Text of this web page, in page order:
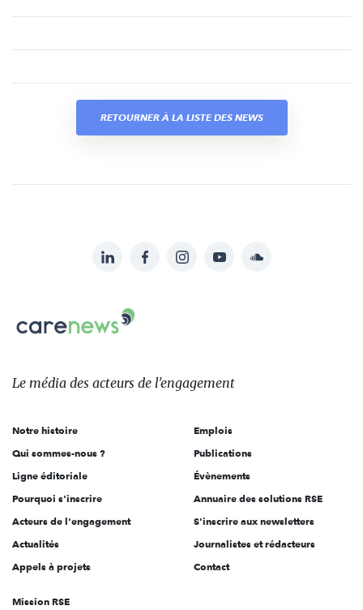
RETOURNER À LA LISTE DES NEWS
sur:
LinkedInFacebookInstagramYouTubeSoundcloud
Le
des
l'engagement
Le média des acteurs de l'engagement
Notre histoire
Qui sommes-nous ?
Ligne éditoriale
Pourquoi s'inscrire
Acteurs de l'engagement
Actualités
Appels à projets
Emplois
Publications
Évènements
Annuaire des solutions RSE
S'inscrire aux newsletters
Journalistes et rédacteurs
Contact
Mission RSE